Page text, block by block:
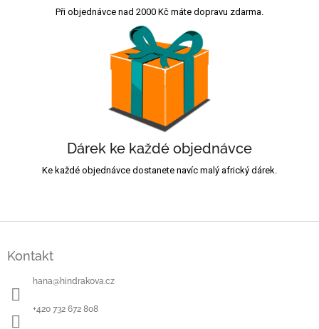
Při objednávce nad 2000 Kč máte dopravu zdarma.
Dárek ke každé objednávce
Ke každé objednávce dostanete navíc malý africký dárek.
Kontakt
hana@hindrakova.cz
+420 732 672 808